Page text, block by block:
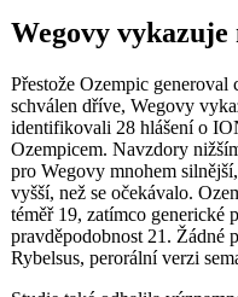
Wegovy
Přestože Ozempic
schválen dříve, Wegovy
identifikovali 28 hlášení o
Ozempicem. Navzdory
pro Wegovy mnohem
vyšší, než se očekávalo.
téměř 19, zatímco generické
pravděpodobnost 21. Žádné
Rybelsus, perorální verzi